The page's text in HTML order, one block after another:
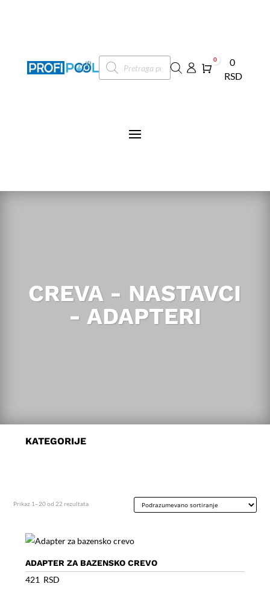
Products
search
Cart
0
0
RSD
CREVA - NASTAVCI
- ADAPTERI
KATEGORIJE
Prikaz 1–20 od 22 rezultata
ADAPTER ZA BAZENSKO CREVO
421 RSD